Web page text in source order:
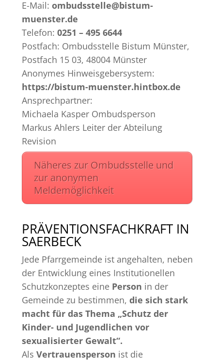
E-Mail: ombudsstelle@bistum-
muenster.de
Telefon: 0251 – 495 6644
Postfach: Ombudsstelle Bistum Münster,
Postfach 15 03, 48004 Münster
Anonymes Hinweisgebersystem:
https://bistum-muenster.hintbox.de
Ansprechpartner:
Michaela Kasper Ombudsperson
Markus Ahlers Leiter der Abteilung
Revision​
Näheres zur Ombudsstelle und
zur anonymen
Meldemöglichkeit
PRÄVENTIONSFACHKRAFT IN
SAERBECK
Jede Pfarrgemeinde ist angehalten, neben
der Entwicklung eines Institutionellen
Schutzkonzeptes eine Person in der
Gemeinde zu bestimmen, die sich stark
macht für das Thema „Schutz der
Kinder- und Jugendlichen vor
sexualisierter Gewalt“.
Als Vertrauensperson ist die